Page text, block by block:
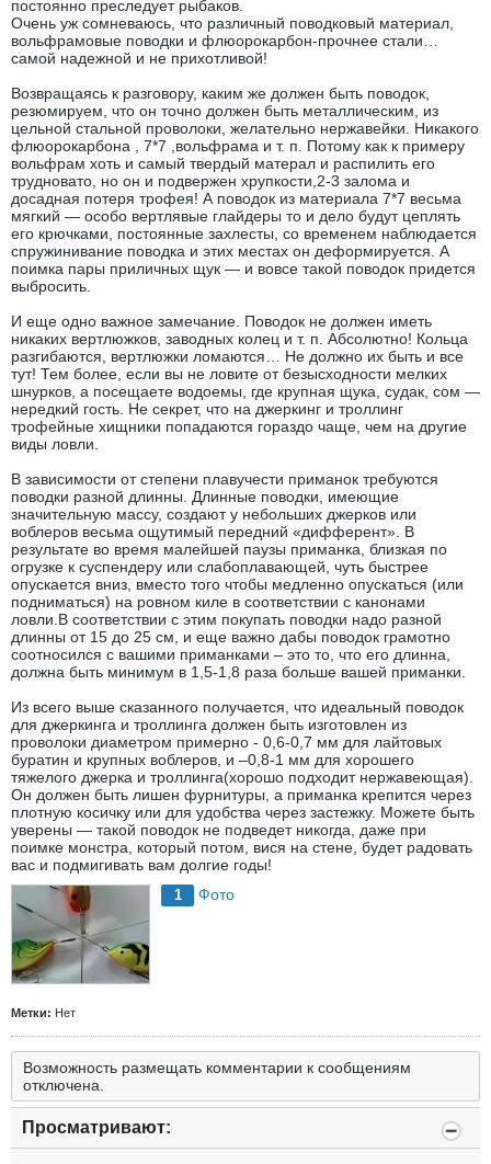
постоянно преследует рыбаков.
Очень уж сомневаюсь, что различный поводковый материал,
вольфрамовые поводки и флюорокарбон-прочнее стали…
самой надежной и не прихотливой!
Возвращаясь к разговору, каким же должен быть поводок,
резюмируем, что он точно должен быть металлическим, из
цельной стальной проволоки, желательно нержавейки. Никакого
флюорокарбона , 7*7 ,вольфрама и т. п. Потому как к примеру
вольфрам хоть и самый твердый матерал и распилить его
трудновато, но он и подвержен хрупкости,2-3 залома и
досадная потеря трофея! А поводок из материала 7*7 весьма
мягкий — особо вертлявые глайдеры то и дело будут цеплять
его крючками, постоянные захлесты, со временем наблюдается
спружинивание поводка и этих местах он деформируется. А
поимка пары приличных щук — и вовсе такой поводок придется
выбросить.
И еще одно важное замечание. Поводок не должен иметь
никаких вертлюжков, заводных колец и т. п. Абсолютно! Кольца
разгибаются, вертлюжки ломаются… Не должно их быть и все
тут! Тем более, если вы не ловите от безысходности мелких
шнурков, а посещаете водоемы, где крупная щука, судак, сом —
нередкий гость. Не секрет, что на джеркинг и троллинг
трофейные хищники попадаются гораздо чаще, чем на другие
виды ловли.
В зависимости от степени плавучести приманок требуются
поводки разной длинны. Длинные поводки, имеющие
значительную массу, создают у небольших джерков или
воблеров весьма ощутимый передний «дифферент». В
результате во время малейшей паузы приманка, близкая по
огрузке к суспендеру или слабоплавающей, чуть быстрее
опускается вниз, вместо того чтобы медленно опускаться (или
подниматься) на ровном киле в соответствии с канонами
ловли.В соответствии с этим покупать поводки надо разной
длинны от 15 до 25 см, и еще важно дабы поводок грамотно
соотносился с вашими приманками – это то, что его длинна,
должна быть минимум в 1,5-1,8 раза больше вашей приманки.
Из всего выше сказанного получается, что идеальный поводок
для джеркинга и троллинга должен быть изготовлен из
проволоки диаметром примерно - 0,6-0,7 мм для лайтовых
буратин и крупных воблеров, и –0,8-1 мм для хорошего
тяжелого джерка и троллинга(хорошо подходит нержавеющая).
Он должен быть лишен фурнитуры, а приманка крепится через
плотную косичку или для удобства через застежку. Можете быть
уверены — такой поводок не подведет никогда, даже при
поимке монстра, который потом, вися на стене, будет радовать
вас и подмигивать вам долгие годы!
1 Фото
Метки: Нет
Возможность размещать комментарии к сообщениям
отключена.
Просматривают: